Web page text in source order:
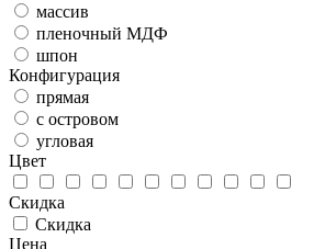
массив
пленочный МДФ
шпон
Конфигурация
прямая
с островом
угловая
Цвет
Скидка
Скидка
Цена